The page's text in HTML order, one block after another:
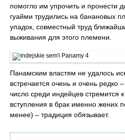
помогло им упрочить и пронести
гуайми трудились на банановых
упадок, совместный труд
выживания для этого племени.
Панамским властям не удалось
встречается очень и очень редко
число среди индейцев стремится
вступления в брак именно жених
менее) – традиция обязывает.